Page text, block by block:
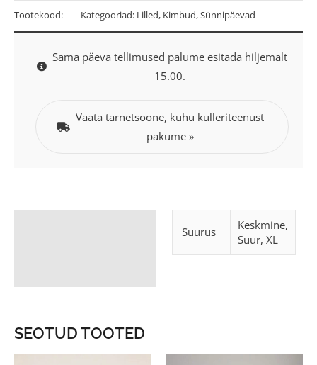
Tootekood:- Kategooriad: Lilled, Kimbud,Sünnipäevad
Sama päeva tellimused palume esitada hiljemalt
15.00.
Vaata tarnetsoone, kuhu kulleriteenust
pakume »
Suurus
Keskmine,
Suur, XL
SEOTUD TOOTED